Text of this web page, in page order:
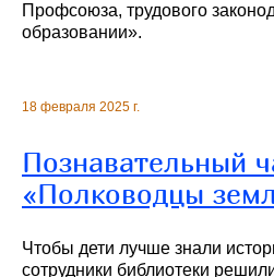
Профсоюза, трудового
образовании».
18 февраля 2025 г.
Познавательный
«Полководцы
Чтобы дети лучше знали
сотрудники библиотеки